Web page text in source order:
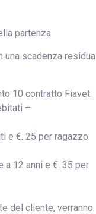
partenza
una scadenza residua
10 contratto Fiavet
–
e €. 25 per ragazzo
a 12 anni e €. 35 per
del cliente, verranno